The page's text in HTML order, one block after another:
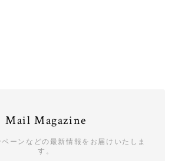
Mail Magazine
ーンなどの最新情報をお届けいたしま
す。